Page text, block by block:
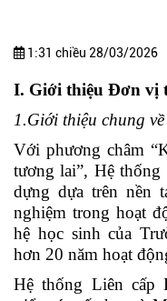
1:31 chiều 28/03/2026
I. Giới thiệu Đơn vị
1.Giới thiệu chung
Với phương châm
tương lai”, Hệ
dựng dựa trên nền
nghiệm trong hoạt
hệ học sinh của
hơn 20 năm hoạt
Hệ thống Liên cấp